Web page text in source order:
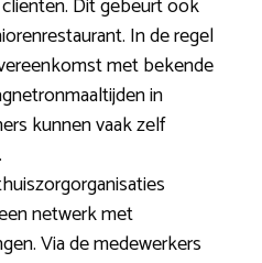
In de regel
met bekende
in
kunnen vaak zelf
netwerk met
Via de medewerkers